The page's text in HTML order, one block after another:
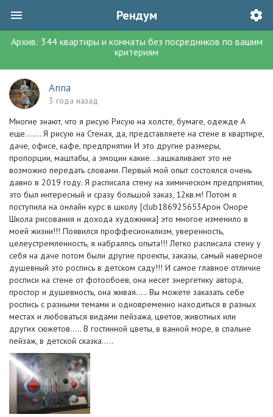
Рендум
Архив: 344квартиры и комнаты без посредников по вашим
критериям
Anna
3 года назад
Многие знают, что я рисую Рисую на холсте, бумаге, одежде А
еще....... Я рисую на Стенах, да, представляете на стене в квартире,
даче, офисе, кафе, предприятии И это другие размеры,
пропорции, маштабы, а эмоции какие...зашкаливают это не
возможно передать словами. Первый мой опыт состоялся очень
давно в 2019 году. Я расписала стену на химическом предприятии,
это был интересный и сразу большой заказ, 12кв.м! Потом я
поступила на онлайн курс в школу [club186925653Арон Оноре
Школа рисования и дохода художника] это многое изменило в
моей жизни!!! Появился проффесионализм, уверенность,
целеустремленность, я набралпсь опыта!!! Легко расписала стену у
себя на даче потом были другие проекты, заказы, самый наверное
душевный это роспись в детском саду!!! И самое главное отличие
росписи на стене от фотообоев, она несет энергетику автора,
простор и душевность, она живая..... Вы можете заказать себе
роспись с разными темами и одновременно находиться в разных
местах и любоваться видами пейзажа, цветов, животных или
других сюжетов..... В гостинной цветы, в ванной море, в спальне
пейзаж, в детской сказка.....